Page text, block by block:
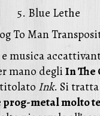
5. Blue Lethe
To Man
musica
mano degliIn The
Ink. Si
prog-metal molto